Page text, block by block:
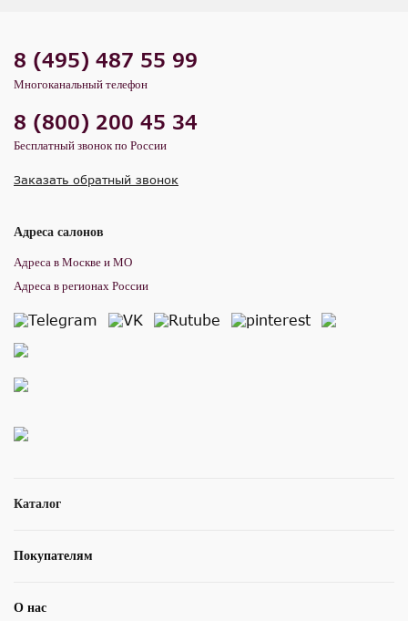
Каталог
Покупателям
О нас
8 (495) 487 55 99
Многоканальный телефон
8 (800) 200 45 34
Бесплатный звонок по России
Заказать обратный звонок
Адреса салонов
Адреса в Москве и МО
Адреса в регионах России